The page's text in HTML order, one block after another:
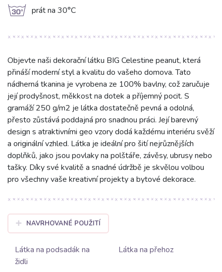
g prát na 30°C
Objevte naši dekorační látku BIG Celestine peanut, která
přináší moderní styl a kvalitu do vašeho domova. Tato
nádherná tkanina je vyrobena ze 100% bavlny, což zaručuje
její prodyšnost, měkkost na dotek a příjemný pocit. S
gramáží 250 g/m2 je látka dostatečně pevná a odolná,
přesto zůstává poddajná pro snadnou práci. Její barevný
design s atraktivními geo vzory dodá každému interiéru svěží
a originální vzhled. Látka je ideální pro šití nejrůznějších
doplňků, jako jsou povlaky na polštáře, závěsy, ubrusy nebo
tašky. Díky své kvalitě a snadné údržbě je skvělou volbou
pro všechny vaše kreativní projekty a bytové dekorace.
NAVRHOVANÉ POUŽITÍ
Látka na podsadák na
židli
Látka na přehoz